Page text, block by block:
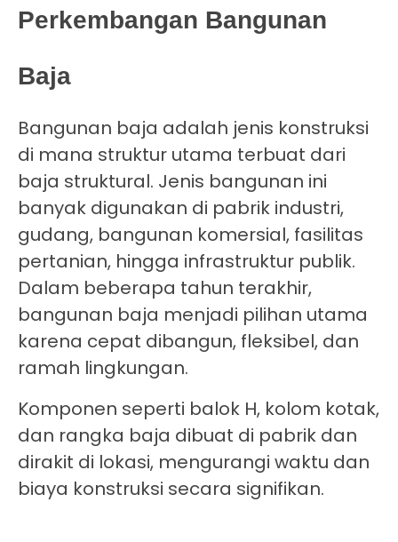
Perkembangan Bangunan
Baja
Bangunan baja adalah jenis konstruksi
di mana struktur utama terbuat dari
baja struktural. Jenis bangunan ini
banyak digunakan di pabrik industri,
gudang, bangunan komersial, fasilitas
pertanian, hingga infrastruktur publik.
Dalam beberapa tahun terakhir,
bangunan baja menjadi pilihan utama
karena cepat dibangun, fleksibel, dan
ramah lingkungan.
Komponen seperti balok H, kolom kotak,
dan rangka baja dibuat di pabrik dan
dirakit di lokasi, mengurangi waktu dan
biaya konstruksi secara signifikan.